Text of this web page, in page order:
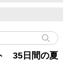
35日間の夏